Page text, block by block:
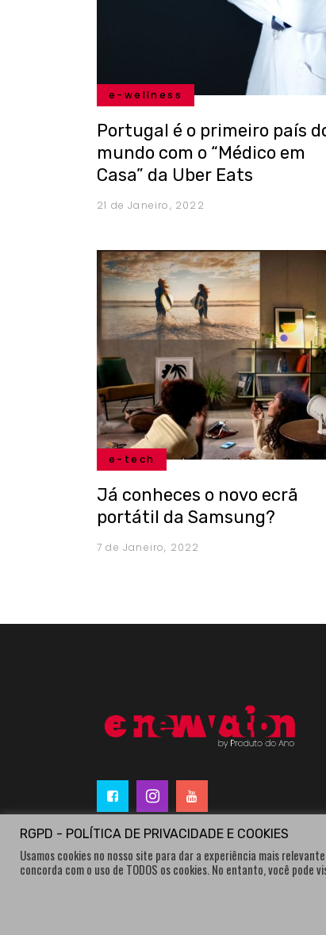
e-wellness
Portugal é o primeiro país
mundo com o “Médico em
Casa” da Uber Eats
21 de Janeiro, 2022
e-tech
Já conheces o novo ecrã
portátil da Samsung?
7 de Janeiro, 2022
RGPD - POLÍTICA DE PRIVACIDADE E COOKIES
Usamos cookies no nosso site para dar a experiência mais
concorda com o uso de TODOS os cookies. No entanto, você pode